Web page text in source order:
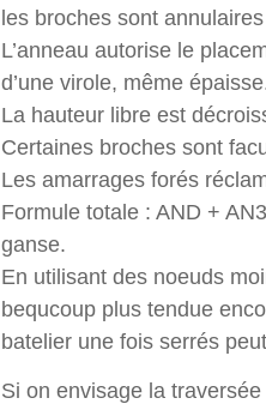
les broches sont
L’anneau autorise le
d’une virole, même
La hauteur libre est
Certaines broches sont
Les amarrages forés
Formule totale : AND +
ganse.
En utilisant des noeuds
bequcoup plus tendue
batelier une fois serrés
Si on envisage la